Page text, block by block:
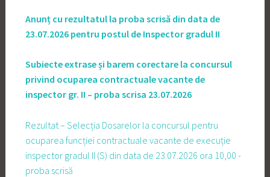
Anunț cu rezultatul la proba scrisă din data de
23.07.2026 pentru postul de Inspector gradul II
Subiecte extrase și barem corectare la concursul
privind ocuparea contractuale vacante de
inspector gr. II – proba scrisa 23.07.2026
Rezultat – Selecția Dosarelor la concursul pentru
ocuparea funcției contractuale vacante de execuție
inspector gradul II (S) din data de 23.07.2026 ora 10,00 -
proba scrisă